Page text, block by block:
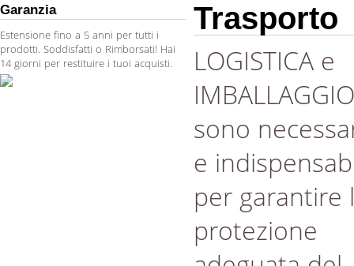
Garanzia
Estensione fino a 5 anni per tutti i
prodotti. Soddisfatti o Rimborsati! Hai
14 giorni per restituire i tuoi acquisti.
Trasporto
LOGISTICA e
IMBALLAGGIO
sono
e
per garantire
protezione